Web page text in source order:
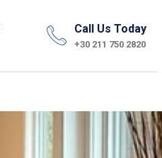
Call Us Today
+30 211 750 2820